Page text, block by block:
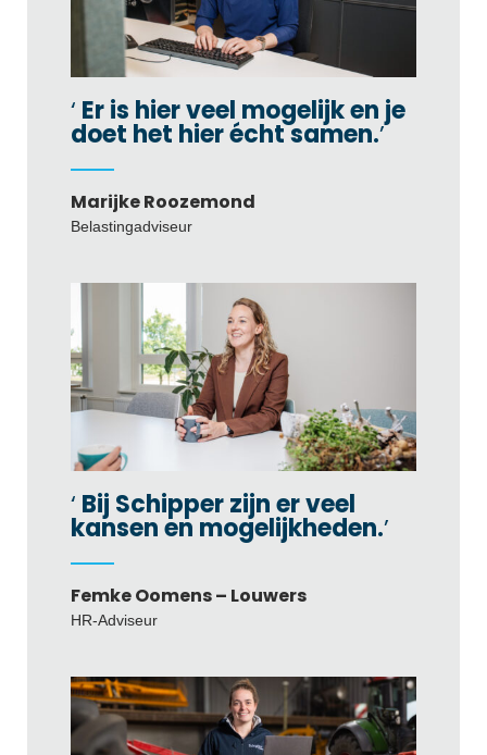
Er is hier veel mogelijk en je
doet het hier écht samen.
Marijke Roozemond
Belastingadviseur
Bij Schipper zijn er veel
kansen en mogelijkheden.
Femke Oomens – Louwers
HR-Adviseur